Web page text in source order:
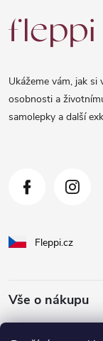
á
Ukážeme vám, jak
osobnosti a
samolepky a další
Fleppi.cz
Vše o nákupu